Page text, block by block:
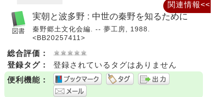
実朝と波多野 : 中世の秦野を知るために
秦野郷土文化会編. -- 夢工房, 1988.
<BB20257411>
総合評価：
登録タグ：
登録されているタグはありません
便利機能：
関連情報<<